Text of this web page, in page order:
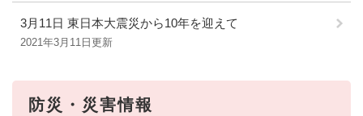
3月11日 東日本大震災から10年を迎えて
2021年3月11日更新
防災・災害情報